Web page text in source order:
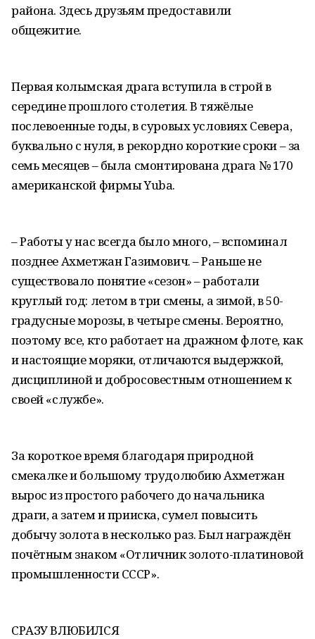
района. Здесь друзьям предоставили
общежитие.
Первая колымская драга вступила в строй в
середине прошлого столетия. В тяжёлые
послевоенные годы, в суровых условиях Севера,
буквально с нуля, в рекордно короткие сроки – за
семь месяцев – была смонтирована драга № 170
американской фирмы Yuba.
– Работы у нас всегда было много, – вспоминал
позднее Ахметжан Газимович. – Раньше не
существовало понятие «сезон» – работали
круглый год: летом в три смены, а зимой, в 50-
градусные морозы, в четыре смены. Вероятно,
поэтому все, кто работает на дражном флоте, как
и настоящие моряки, отличаются выдержкой,
дисциплиной и добросовестным отношением к
своей «службе».
За короткое время благодаря природной
смекалке и большому трудолюбию Ахметжан
вырос из простого рабочего до начальника
драги, а затем и прииска, сумел повысить
добычу золота в несколько раз. Был награждён
почётным знаком «Отличник золото-платиновой
промышленности СССР».
СРАЗУ ВЛЮБИЛСЯ